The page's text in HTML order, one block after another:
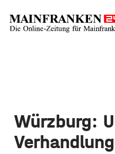
Würzburg: